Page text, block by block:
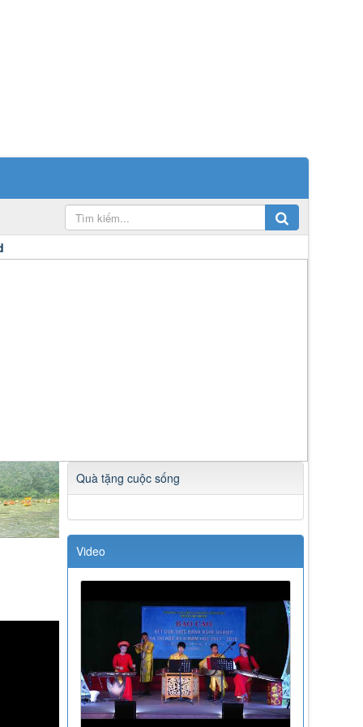
Quà tặng cuộc sống
Video